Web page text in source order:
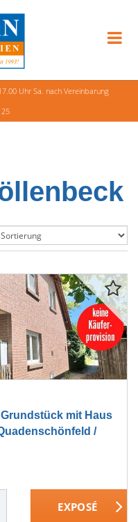
Uhr Sa. nach Vereinbarung
Grundstück mit Haus
/